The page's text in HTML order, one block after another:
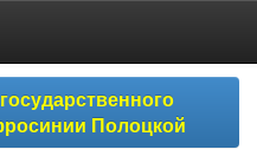
Полоцкой